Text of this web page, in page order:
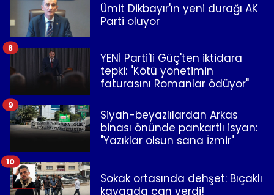
Ümit Dikbayır'ın yeni durağı AK
Parti oluyor
YENİ Parti'li Güç'ten iktidara
tepki: "Kötü yönetimin
faturasını Romanlar ödüyor"
8
Siyah-beyazlılardan Arkas
binası önünde pankartlı isyan:
"Yazıklar olsun sana İzmir"
9
Sokak ortasında dehşet: Bıçaklı
kavgada can verdi!
10